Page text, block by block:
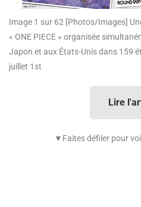
Image 1 sur 62 [Photos/Images]
« ONE PIECE » organisée
Japon et aux États-Unis dans 159
juillet 1st
Lire
▼Faites défiler pour